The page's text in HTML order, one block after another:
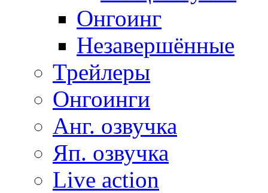
Онгоинг
Незавершённые
Трейлеры
Онгоинги
Анг. озвучка
Яп. озвучка
Live action